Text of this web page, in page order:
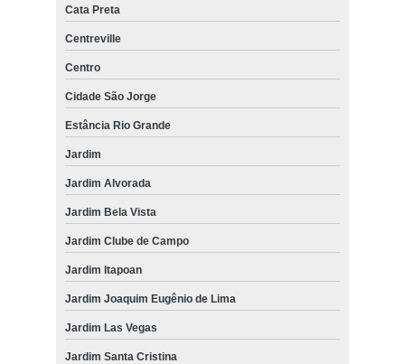
Cata Preta
Centreville
Centro
Cidade São Jorge
Estância Rio Grande
Jardim
Jardim Alvorada
Jardim Bela Vista
Jardim Clube de Campo
Jardim Itapoan
Jardim Joaquim Eugênio de Lima
Jardim Las Vegas
Jardim Santa Cristina